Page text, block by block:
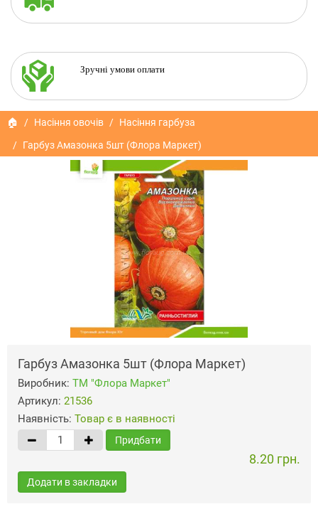
Зручні умови оплати
🏠 Насіння овочів
Насіння гарбуза
Гарбуз Амазонка 5шт (Флора Маркет)
Гарбуз Амазонка 5шт (Флора Маркет)
Виробник: ТМ "Флора Маркет"
Артикул: 21536
Наявність: Товар є в наявності
Придбати
8.20 грн.
Додати в закладки